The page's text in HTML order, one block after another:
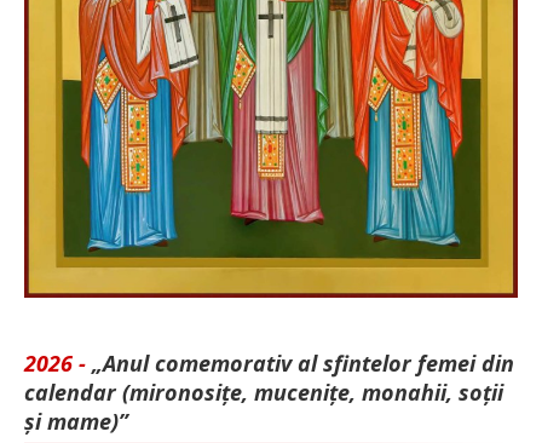
2026 - „Anul comemorativ al sfintelor femei din
calendar (mironosițe, mu­cenițe, monahii, soții
și mame)”